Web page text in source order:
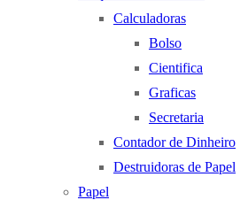
Calculadoras
Bolso
Cientifica
Graficas
Secretaria
Contador de Dinheiro
Destruidoras de Papel
Papel